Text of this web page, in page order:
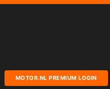
MOTOR.NL PREMIUM LOGIN